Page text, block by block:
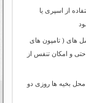
از اسپری یا
های ( تامپون های
و امکان تنفس از
محل بخیه ها روزی دو